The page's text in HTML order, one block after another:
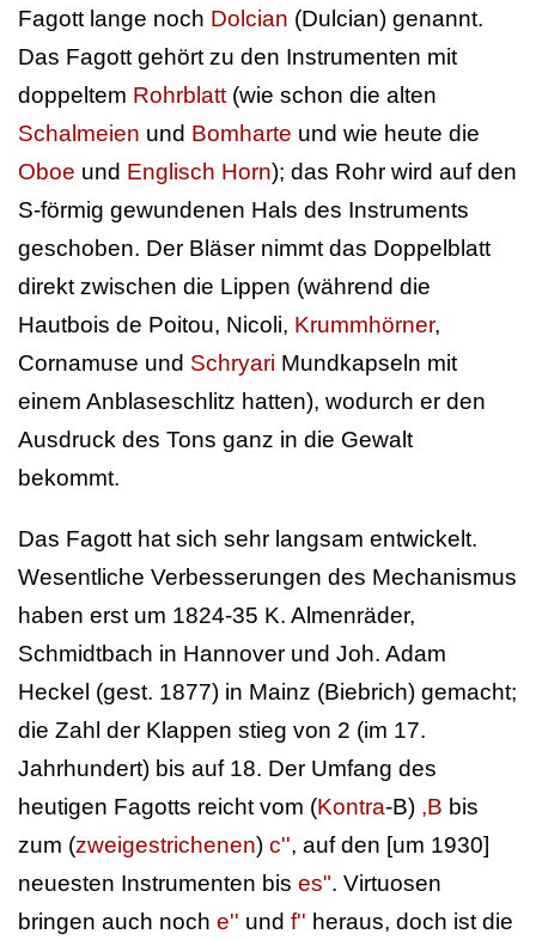
Fagott lange noch Dolcian (Dulcian) genannt.
Das Fagott gehört zu den Instrumenten mit
doppeltem Rohrblatt (wie schon die alten
Schalmeien und Bomharte und wie heute die
Oboe und Englisch Horn); das Rohr wird auf den
S-förmig gewundenen Hals des Instruments
geschoben. Der Bläser nimmt das Doppelblatt
direkt zwischen die Lippen (während die
Hautbois de Poitou, Nicoli, Krummhörner,
Cornamuse und Schryari Mundkapseln mit
einem Anblaseschlitz hatten), wodurch er den
Ausdruck des Tons ganz in die Gewalt
bekommt.
Das Fagott hat sich sehr langsam entwickelt.
Wesentliche Verbesserungen des Mechanismus
haben erst um 1824-35 K. Almenräder,
Schmidtbach in Hannover und Joh. Adam
Heckel (gest. 1877) in Mainz (Biebrich) gemacht;
die Zahl der Klappen stieg von 2 (im 17.
Jahrhundert) bis auf 18. Der Umfang des
heutigen Fagotts reicht vom (Kontra-B) ,B bis
zum (zweigestrichenen) c'', auf den [um 1930]
neuesten Instrumenten bis es". Virtuosen
bringen auch noch e'' und f'' heraus, doch ist die